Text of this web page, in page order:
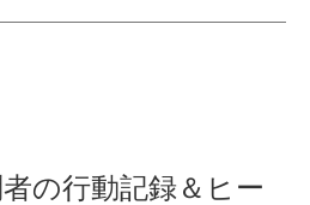
の行動記録＆ヒー